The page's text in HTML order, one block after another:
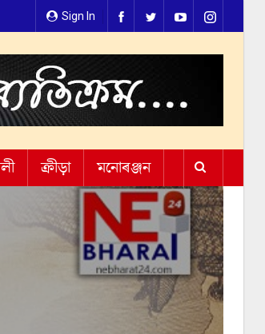
Sign In
ক্ৰীড়া মনোৰঞ্জন